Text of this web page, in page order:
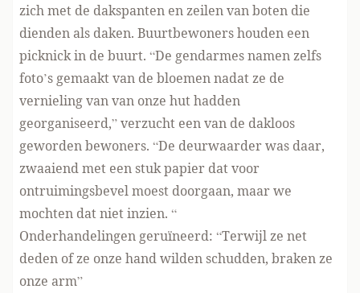
zich met de dakspanten en zeilen van boten die
dienden als daken. Buurtbewoners houden een
picknick in de buurt. “De gendarmes namen zelfs
foto’s gemaakt van de bloemen nadat ze de
vernieling van van onze hut hadden
georganiseerd,” verzucht een van de dakloos
geworden bewoners. “De deurwaarder was daar,
zwaaiend met een stuk papier dat voor
ontruimingsbevel moest doorgaan, maar we
mochten dat niet inzien. “
Onderhandelingen geruïneerd: “Terwijl ze net
deden of ze onze hand wilden schudden, braken ze
onze arm”